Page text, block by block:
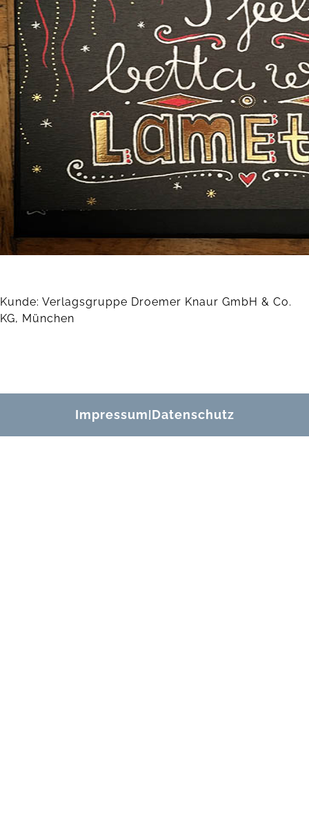
Kunde: Verlagsgruppe Droemer Knaur GmbH & Co.
KG, München
Impressum|Datenschutz